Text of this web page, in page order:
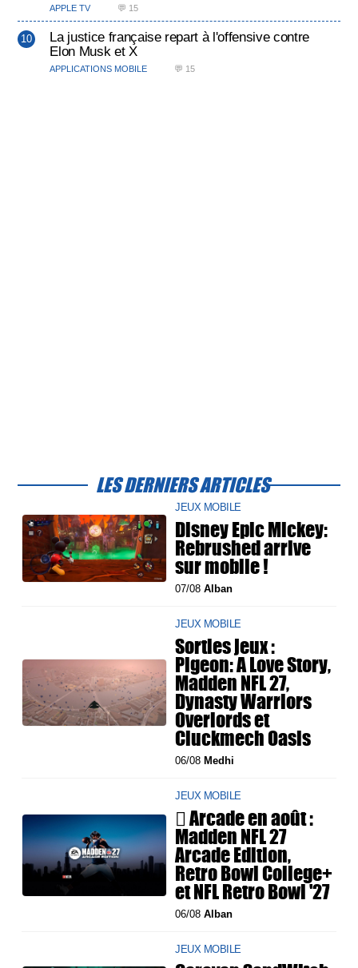
APPLE TV 💬 15
La justice française repart à l'offensive contre
Elon Musk et X
APPLICATIONS MOBILE 💬 15
LES DERNIERS ARTICLES
JEUX MOBILE
Disney Epic Mickey:
Rebrushed arrive
sur mobile !
07/08Alban
JEUX MOBILE
Sorties jeux :
Pigeon: A Love Story,
Madden NFL 27,
Dynasty Warriors
Overlords et
Cluckmech Oasis
06/08 Medhi
JEUX MOBILE
 Arcade en août :
Madden NFL 27
Arcade Edition,
Retro Bowl College+
et NFL Retro Bowl '27
06/08Alban
JEUX MOBILE